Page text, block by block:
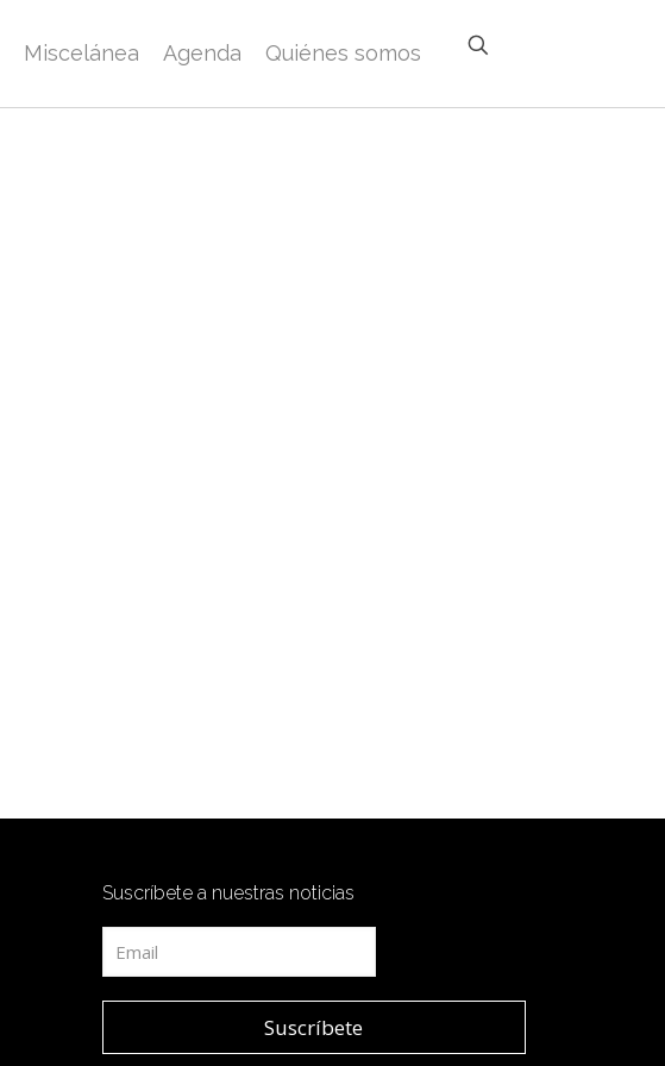
Miscelánea Agenda Quiénes somos
Suscríbete a nuestras noticias